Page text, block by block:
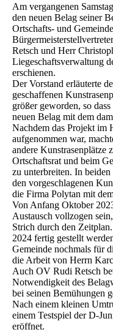
Am vergangenen
den neuen Belag seiner
Ortschafts- und
Retsch und Herr
Liegeschaftsverwaltung
erschienen.
Der Vorstand erläuterte
geschaffenen
größer geworden, so
neuen Belag mit dem
Nachdem das Projekt im
aufgenommen war,
andere Kunstrasenplätze
Ortschaftsrat und beim
zu unterbreiten. In
den vorgeschlagenen
die Firma Polytan mit
Von Anfang Oktober
Austausch vollzogen
Strich durch den
2024 fertig gestellt
Gemeinde nochmals für
die Arbeit von Herrn
Auch OV Rudi Retsch
Notwendigkeit des
bei seinen Bemühungen
Nach einem kleinen
einem Testspiel der D-
eröffnet.